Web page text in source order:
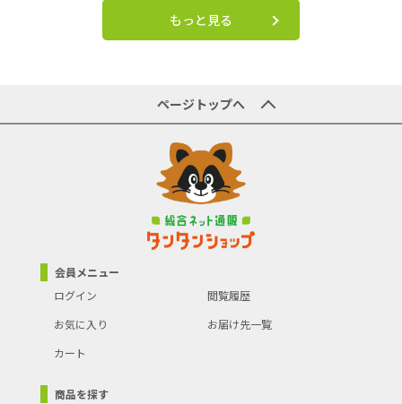
もっと見る
ページトップへ
会員メニュー
ログイン
閲覧履歴
お気に入り
お届け先一覧
カート
商品を探す